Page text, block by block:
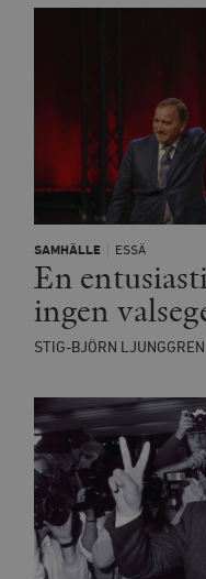
SAMHÄLLE ESSÄ
En
ingen
STIG-BJÖRN LJUNGGREN